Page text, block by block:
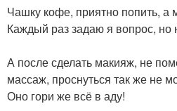
Чашку кофе, приятно попить, а
Каждый раз задаю я вопрос, но
А после сделать макияж, не
массаж, проснуться так же не
Оно гори же всё в аду!